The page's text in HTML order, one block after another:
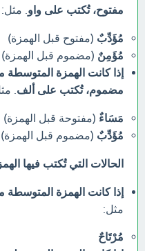
مفتوح، تُكتب على واو . مثل:
مُؤَدِّبٌ (مفتوح قبل الهمزة)
مُؤَمِنٌ (مضموم قبل الهمزة)
إذا كانت الهمزة المتوسطة
مضموم، تُكتب على ألف .
مَسَاءٌ (مفتوحة قبل الهمزة)
مُؤَدِّبٌ (مضموم قبل الهمزة)
الحالات التي تُكتب فيها
إذا كانت الهمزة
مثل:
مُرْتَاحٌ